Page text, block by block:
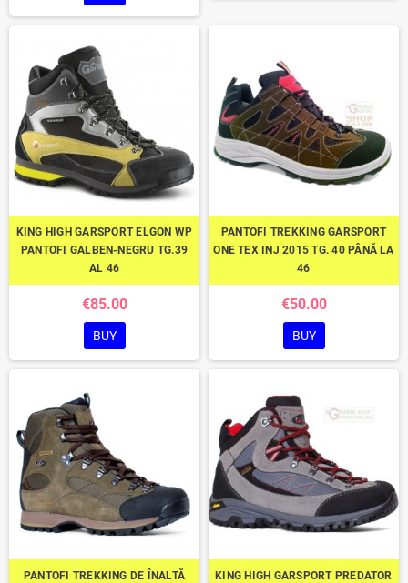
KING HIGH GARSPORT ELGON WP
PANTOFI GALBEN-NEGRU TG.39
AL 46
€85.00
BUY
PANTOFI TREKKING GARSPORT
ONE TEX INJ 2015 TG. 40 PÂNĂ LA
46
€50.00
BUY
PANTOFI TREKKING DE ÎNALTĂ
KING HIGH GARSPORT PREDATOR